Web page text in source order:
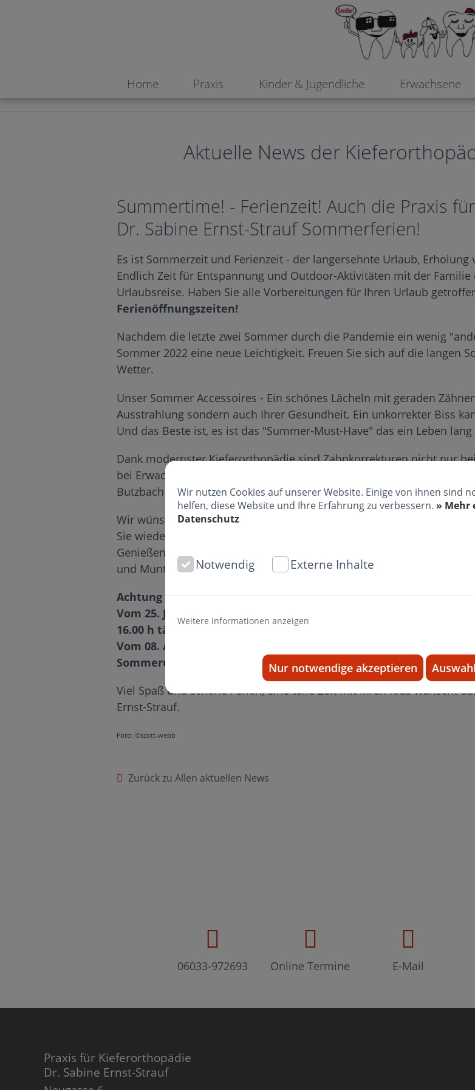
Wir nutzen Cookies auf unserer Website. Einige von ihnen sind
helfen, diese Website und Ihre Erfahrung zu verbessern. » Mehr
Datenschutz
Notwendig Externe Inhalte
Weitere Informationen anzeigen
Nur notwendige akzeptieren
Home Praxis Kinder & Jugendliche Erwachsene
Aktuelle News der
Summertime! - Ferienzeit! Auch die Praxis
Dr. Sabine Ernst-Strauf Sommerferien!
Es ist Sommerzeit und Ferienzeit - der langersehnte Urlaub,
Endlich Zeit für Entspannung und Outdoor-Aktivitäten mit der
Urlaubsreise. Haben Sie alle Vorbereitungen für Ihren Urlaub
Ferienöffnungszeiten!
Nachdem die letzte zwei Sommer durch die Pandemie ein wenig
Sommer 2022 eine neue Leichtigkeit. Freuen Sie sich auf die langen
Wetter.
Unser Sommer Accessoires - Ein schönes Lächeln mit geraden
Ausstrahlung sondern auch Ihrer Gesundheit. Ein unkorrekter Biss
Und das Beste ist, es ist das "Summer-Must-Have" das ein Leben
Dank modernster Kieferorthopädie sind Zahnkorrekturen nicht nur
bei Erwachsenen jeden Alters realisierbar. Schauen Sie doch einfach
Butzbach vorbei. Wir beraten Sie gerne!
Wir wünschen Ihnen eine tolle Sommerzeit. Lassen Sie es sich gut
Sie wieder gut gestärkt durchstarten können, entspannen Sie sich
Genießen Sie an den heißen Tagen leichtes Essen und nehmen Sie
und Munter.
Achtung bitte beachten Sie unsere Ferienöffnungszeiten:
Vom 25. Juli bis 05. August 2022 haben wir montags bis
16.00 h täglich geänderte Praxiszeiten.
Vom 08. August bis einschließlich dem 02. September 2022
Sommerurlaub geschlossen.
Viel Spaß und schöne Ferien, eine tolle Zeit mit Ihren Kids wünscht
Ernst-Strauf.
Foto: ©scott-webb
Zurück zu Allen aktuellen News
06033-972693 E-Mail
Online Termine
Praxis für Kieferorthopädie
Dr. Sabine Ernst-Strauf